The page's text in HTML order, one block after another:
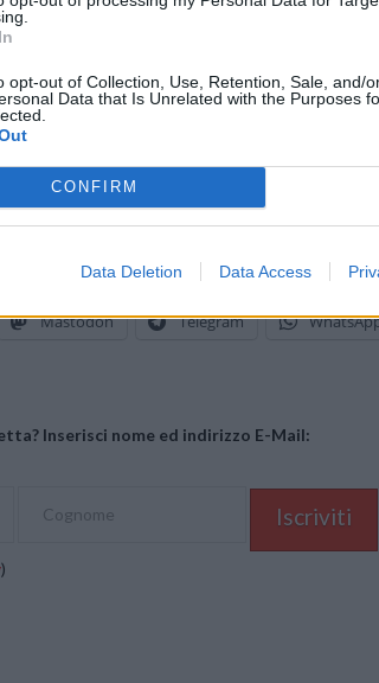
opt-out of Collection, Use, Retention, Sale, and/
Data that Is Unrelated with the Purposes
CONFIRM
Data Deletion Data Access
di condurre campagne di spear-phishing di
gli equilibri, perché potrebbe
scala industriale
all’altro. Purtroppo, questo significa che il
Mastodon Telegram
Inserisci nome ed indirizzo E-Mail:
)